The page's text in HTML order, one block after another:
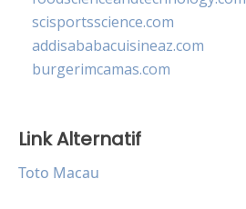
scisportsscience.com
addisababacuisineaz.com
burgerimcamas.com
Link Alternatif
Toto Macau